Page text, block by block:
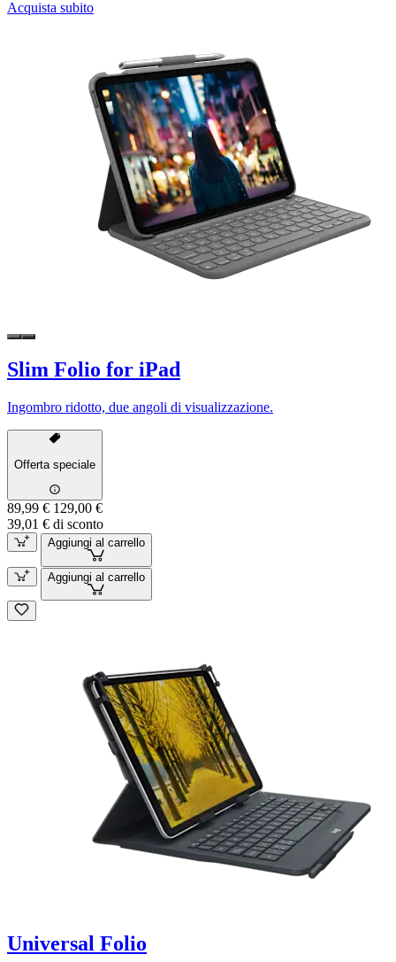
Acquista subito
Slim Folio for iPad
Ingombro ridotto, due angoli di visualizzazione.
Offerta speciale
89,99 € 129,00 €
39,01 € di sconto
Aggiungi al carrello
Aggiungi al carrello
Universal Folio